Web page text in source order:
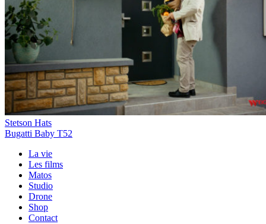
Stetson Hats
Bugatti Baby T52
La vie
Les films
Matos
Studio
Drone
Shop
Contact